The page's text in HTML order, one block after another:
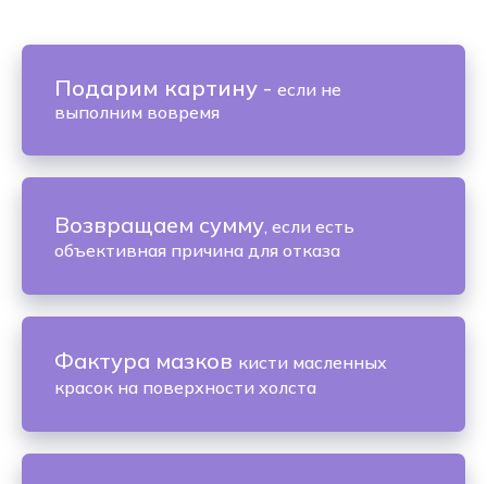
Подарим картину - если не
выполним вовремя
Возвращаем сумму, если есть
объективная причина для отказа
Фактура мазков кисти масленных
красок на поверхности холста